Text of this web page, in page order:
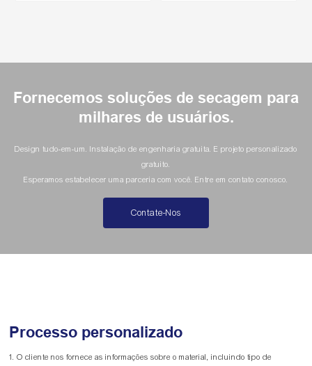
Fornecemos soluções de secagem para
milhares de usuários.
Design tudo-em-um. Instalação de engenharia gratuita. E projeto personalizado
gratuito.
Esperamos estabelecer uma parceria com você. Entre em contato conosco.
Contate-Nos
Processo personalizado
1. O cliente nos fornece as informações sobre o material, incluindo tipo de